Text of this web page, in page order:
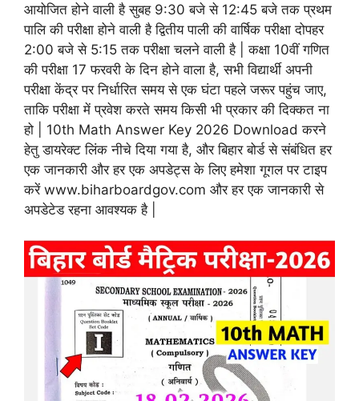
आयोजित होने वाली है सुबह 9:30 बजे से 12:45 बजे तक प्रथम
पालि की परीक्षा होने वाली है द्वितीय पाली की वार्षिक परीक्षा दोपहर
2:00 बजे से 5:15 तक परीक्षा चलने वाली है | कक्षा 10वीं गणित
की परीक्षा 17 फरवरी के दिन होने वाला है, सभी विद्यार्थी अपनी
परीक्षा केंद्र पर निर्धारित समय से एक घंटा पहले जरूर पहुंच जाए,
ताकि परीक्षा में प्रवेश करते समय किसी भी प्रकार की दिक्कत ना
हो | 10th Math Answer Key 2026 Download करने
हेतु डायरेक्ट लिंक नीचे दिया गया है, और बिहार बोर्ड से संबंधित हर
एक जानकारी और हर एक अपडेट्स के लिए हमेशा गूगल पर टाइप
करें www.biharboardgov.com और हर एक जानकारी से
अपडेटेड रहना आवश्यक है |